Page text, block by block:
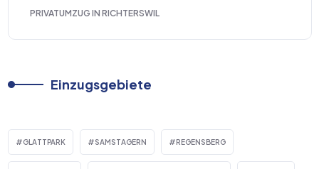
PRIVATUMZUG IN RICHTERSWIL
Einzugsgebiete
GLATTPARK SAMSTAGERN REGENSBERG